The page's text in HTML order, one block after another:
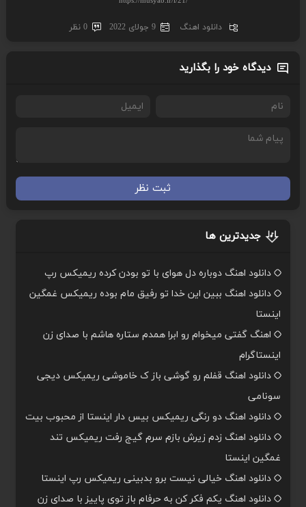
دانلود اهنگ 9 جولای 2022 0 نظر
دیدگاه خود را بگذارید
ثبت نظر
جدیدترین ها
دانلود اهنگ دوباره دل هوای با تو بودن کرده ریمیکس رپ
دانلود اهنگ ببین این خدا تو رفیق مام بوده ریمیکس غمگین
اینستا
اهنگ گفتی میخوام رو ابرا همدم ستاره هاشم با صدای زن
اینستاگرام
دانلود اهنگ قفلم رو گوشی باز ک خاموشی ریمیکس دیجی
سونامی
دانلود اهنگ دو رنگی ریمیکس بیس دار اینستا از محبوب بیت
دانلود اهنگ زدم زیرش بازم سرم گیج رفت ریمیکس تند
غمگین اینستا
دانلود اهنگ خیالی نیست برو بدبینی ریمیکس رپ اینستا
دانلود اهنگ یکم فکر کن به حرفام باز توی پاییز با صدای زن